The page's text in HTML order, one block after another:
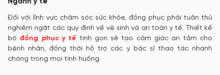
Ngành y tế
Đối với lĩnh vực chăm sóc sức khỏe, đồng phục phải tuân thủ
nghiêm ngặt các quy định về vệ sinh và an toàn y tế. Thiết kế
bộ đồng phục y tế tinh gọn sẽ tạo cảm giác an tâm cho
bệnh nhân, đồng thời hỗ trợ các y bác sĩ thao tác nhanh
chóng trong mọi tình huống.